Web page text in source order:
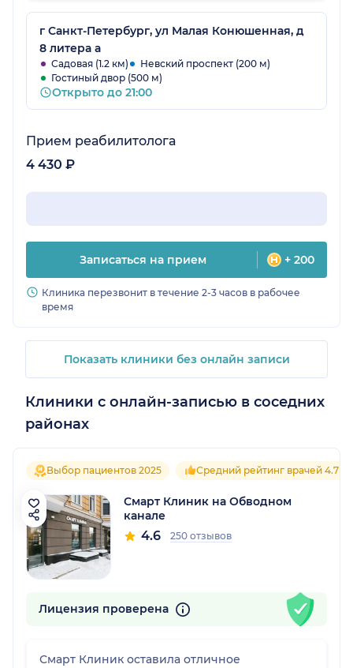
но долго стояла вместе со всеми.
г Санкт-Петербург, ул Малая Конюшенная, д
8 литера а
Садовая (1.2 км)
Невский проспект (200 м)
Гостиный двор (500 м)
Открыто до 21:00
Прием реабилитолога
4 430 ₽
Записаться на прием + 200
Клиника перезвонит в течение 2-3 часов в рабочее
время
Показать клиники без онлайн записи
Клиники с онлайн-записью в соседних
районах
Выбор пациентов 2025 Средний рейтинг врачей 4.7
Смарт Клиник на Обводном
канале
4.6 250 отзывов
Лицензия проверена
Смарт Клиник оставила отличное